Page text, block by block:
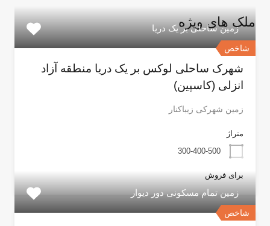
ملک های ویژه
شاخص
زمین ساحلی بر یک دریا
شهرک ساحلی لوکس بر یک دریا منطقه آزاد
انزلی (کاسپین)
زمین شهرکی زیباکنار
متراژ
300-400-500
برای فروش
شاخص
زمین تمام مسکونی دور دیوار